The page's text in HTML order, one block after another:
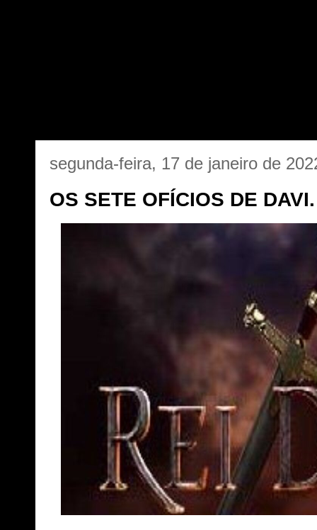
segunda-feira, 17 de janeiro de
OS SETE OFÍCIOS DE DAVI.